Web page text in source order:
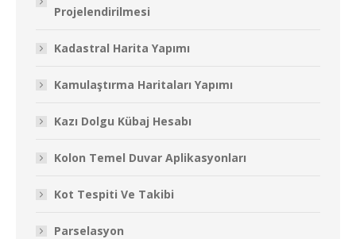
Projelendirilmesi
Kadastral Harita Yapımı
Kamulaştırma Haritaları Yapımı
Kazı Dolgu Kübaj Hesabı
Kolon Temel Duvar Aplikasyonları
Kot Tespiti Ve Takibi
Parselasyon